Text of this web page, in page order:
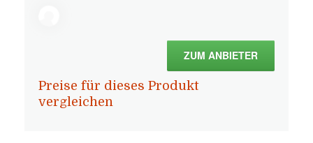
ZUM ANBIETER
Preise für dieses Produkt
vergleichen